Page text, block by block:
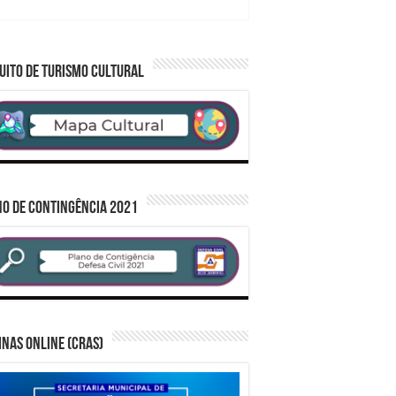
municipais
DE TURISMO CULTURAL
DE CONTINGÊNCIA 2021
Online (CRAS)